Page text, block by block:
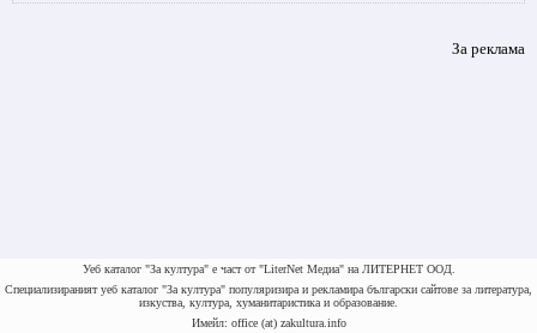
За реклама
Уеб каталог "За култура" е част от "LiterNet Медиа" на ЛИТЕРНЕТ ООД.
Специализираният уеб каталог "За култура" популяризира и рекламира български сайтове за литература,
изкуства, култура, хуманитаристика и образование.
Имейл: office (at) zakultura.info